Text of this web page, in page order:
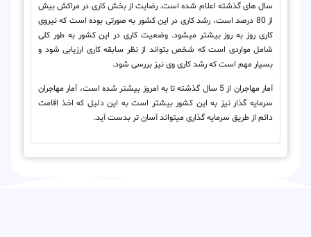
سال های گذشته اعلام شده است. رضایت از بخش کاری در مراکش بیش
از 80 درصد است، رشد کاری در این کشور به صورتی بوده است که نیروی
کاری روز به روز بیشتر می‎شود. وضعیت کاری در این کشور به طور کلی
شامل مواردی است که شخص بتواند از نظر سابقه کاری ارزیابی شود و
بسیار مهم است که رشد کاری وی نیز بررسی شود.
آمار مهاجران از 5 سال گذشته تا به امروز بیشتر شده است، آمار مهاجران
سرمایه گذار نیز به این کشور بیشتر است به این دلیل که اخذ اقامت
دائم از طریق سرمایه گذاری می‎تواند آسان تر بدست آید.